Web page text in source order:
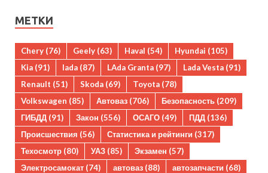
МЕТКИ
Chery (76) Geely (63) Haval (54) Hyundai (105)
Kia (91) lada (87) LAda Granta (97) Lada Vesta (91)
Renault (51) Skoda (69) Toyota (78)
Volkswagen (85) Автоваз (706) Безопасность (209)
ГИБДД (91) Закон (556) ОСАГО (49) ПДД (136)
Происшествия (56) Статистика и рейтинги (317)
Техосмотр (80) УАЗ (85) Экзамен (57)
Электросамокат (74) автоваз (88) автозапчасти (68)